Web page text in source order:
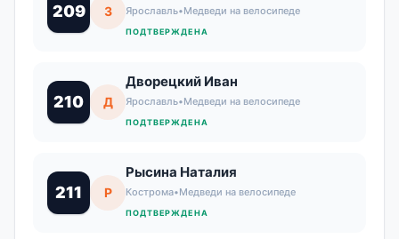
209 З Ярославль•Медведи на велосипеде
ПОДТВЕРЖДЕНА
210 Д
Дворецкий Иван
Ярославль•Медведи на велосипеде
ПОДТВЕРЖДЕНА
211 Р
Рысина Наталия
Кострома•Медведи на велосипеде
ПОДТВЕРЖДЕНА